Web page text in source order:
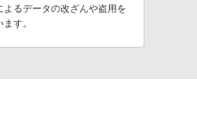
よるデータの改ざんや盗用を
す。